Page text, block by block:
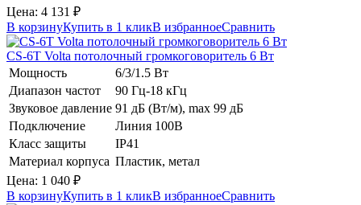
Цена: 4 131 ₽
В корзинуКупить в 1 кликВ избранноеСравнить
CS-6T Volta потолочный громкоговоритель 6 Вт
Мощность
6/3/1.5 Вт
Диапазон частот
90 Гц-18 кГц
Звуковое давление 91 дБ (Вт/м), max 99 дБ
Подключение
Линия 100В
Класс защиты
IP41
Материал корпуса Пластик, метал
Цена: 1 040 ₽
В корзинуКупить в 1 кликВ избранноеСравнить